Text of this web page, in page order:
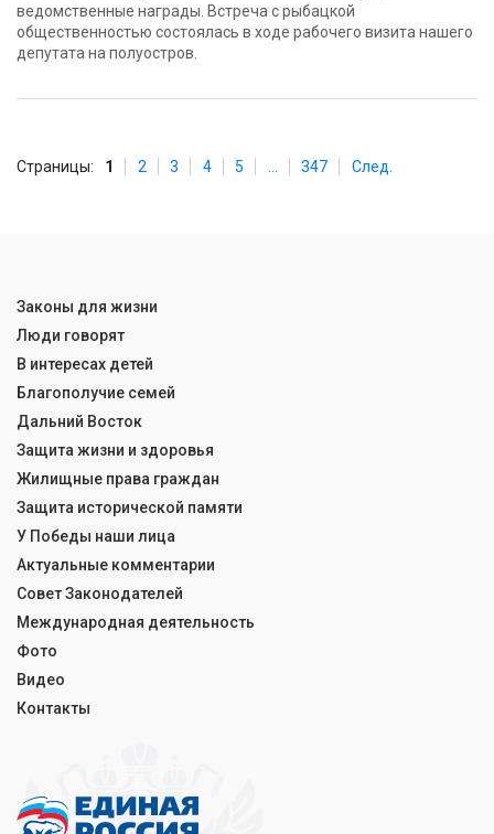
ведомственные награды. Встреча с рыбацкой
общественностью состоялась в ходе рабочего визита нашего
депутата на полуостров.
Страницы: 1 2 3 4 5 347 След.
Законы для жизни
Люди говорят
В интересах детей
Благополучие семей
Дальний Восток
Защита жизни и здоровья
Жилищные права граждан
Защита исторической памяти
У Победы наши лица
Актуальные комментарии
Совет Законодателей
Международная деятельность
Фото
Видео
Контакты